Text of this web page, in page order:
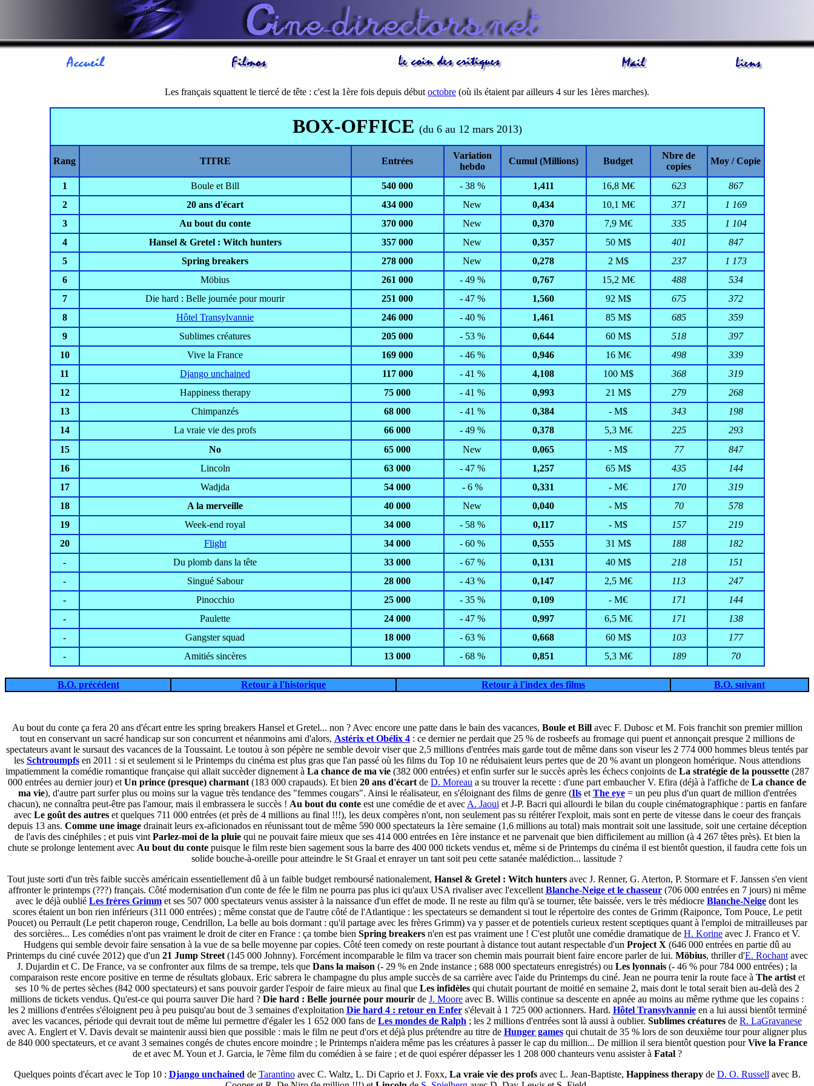
Les français squattent le tiercé de tête : c'est la 1ère fois depuis début octobre (où ils étaient par ailleurs 4 sur les 1ères marches).
BOX-OFFICE (du 6 au 12 mars 2013)
Rang TITRE Entrées
Variation
hebdo
Cumul (Millions) Budget
Nbre de
copies
Moy / Copie
1 Boule et Bill 540 000 - 38 % 1,411 16,8 M€ 623
867
2
20 ans d'écart 434 000 New 0,434 10,1 M€ 371
1 169
3
Au bout du conte 370 000 New 0,370 7,9 M€ 335
1 104
4
Hansel & Gretel : Witch hunters 357 000 New 0,357 50 M$ 401
847
5
Spring breakers 278 000 New 0,278 2 M$ 237
1 173
6
Möbius 261 000 - 49 % 0,767 15,2 M€ 488
534
7
Die hard : Belle journée pour mourir 251 000 - 47 % 1,560 92 M$ 675
372
8
Hôtel Transylvannie 246 000 - 40 % 1,461 85 M$ 685
359
9
Sublimes créatures 205 000 - 53 % 0,644 60 M$ 518
397
10
Vive la France 169 000 - 46 % 0,946 16 M€ 498
339
11
Django unchained 117 000 - 41 % 4,108 100 M$ 368
319
12
Happiness therapy 75 000 - 41 % 0,993 21 M$ 279
268
13
Chimpanzés 68 000 - 41 % 0,384 - M$ 343
198
14
La vraie vie des profs 66 000 - 49 % 0,378 5,3 M€ 225
293
15
No 65 000 New 0,065 - M$ 77
847
16
Lincoln 63 000 - 47 % 1,257 65 M$ 435
144
17
Wadjda 54 000 - 6 % 0,331 - M€ 170
319
18
A la merveille 40 000 New 0,040 - M$ 70
578
19
Week-end royal 34 000 - 58 % 0,117 - M$ 157
219
20
Flight 34 000 - 60 % 0,555 31 M$ 188
182
-
Du plomb dans la tête 33 000 - 67 % 0,131 40 M$ 218
151
-
Singué Sabour 28 000 - 43 % 0,147 2,5 M€ 113
247
-
Pinocchio 25 000 - 35 % 0,109 - M€ 171
144
-
Paulette 24 000 - 47 % 0,997 6,5 M€ 171
138
-
Gangster squad 18 000 - 63 % 0,668 60 M$ 103
177
-
Amitiés sincères 13 000 - 68 % 0,851 5,3 M€ 189 70
B.O. précédent Retour à l'historique Retour à l'index des films B.O. suivant
Au bout du conte ça fera 20 ans d'écart entre les spring breakers Hansel et Gretel... non ? Avec encore une patte dans le bain des vacances, Boule et Bill avec F. Dubosc et M. Fois franchit son premier million
tout en conservant un sacré handicap sur son concurrent et néanmoins ami d'alors, Astérix et Obélix 4: ce dernier ne perdait que 25 % de rosbeefs au fromage qui puent et annonçait presque 2 millions de
spectateurs avant le sursaut des vacances de la Toussaint. Le toutou à son pépère ne semble devoir viser que 2,5 millions d'entrées mais garde tout de même dans son viseur les 2 774 000 hommes bleus tentés par
les Schtroumpfsen 2011 : si et seulement si le Printemps du cinéma est plus gras que l'an passé où les films du Top 10 ne réduisaient leurs pertes que de 20 % avant un plongeon homérique. Nous attendions
impatiemment la comédie romantique française qui allait succèder dignement à La chance de ma vie(382 000 entrées) et enfin surfer sur le succès après les échecs conjoints de La stratégie de la poussette(287
000 entrées au dernier jour) et Un prince (presque) charmant (183 000 crapauds). Et bien 20 ans d'écart de D. Moreau a su trouver la recette : d'une part embaucher V. Efira (déjà à l'affiche de La chance de
ma vie), d'autre part surfer plus ou moins sur la vague très tendance des "femmes cougars". Ainsi le réalisateur, en s'éloignant des films de genre (Ilset The eye= un peu plus d'un quart de million d'entrées
chacun), ne connaîtra peut-être pas l'amour, mais il embrassera le succès ! Au bout du conte est une comédie de et avec A. Jaoui et J-P. Bacri qui allourdi le bilan du couple cinématographique : partis en fanfare
avec Le goût des autreset quelques 711 000 entrées (et près de 4 millions au final !!!), les deux compères n'ont, non seulement pas su réitérer l'exploit, mais sont en perte de vitesse dans le coeur des français
depuis 13 ans. Comme une imagedrainait leurs ex-aficionados en réunissant tout de même 590 000 spectateurs la 1ère semaine (1,6 millions au total) mais montrait soit une lassitude, soit une certaine déception
de l'avis des cinéphiles ; et puis vint Parlez-moi de la pluiequi ne pouvait faire mieux que ses 414 000 entrées en 1ère instance et ne parvenait que bien difficilement au million (à 4 267 têtes près). Et bien la
chute se prolonge lentement avec Au bout du contepuisque le film reste bien sagement sous la barre des 400 000 tickets vendus et, même si de Printemps du cinéma il est bientôt question, il faudra cette fois un
solide bouche-à-oreille pour atteindre le St Graal et enrayer un tant soit peu cette satanée malédiction... lassitude ?
Tout juste sorti d'un très faible succès américain essentiellement dû à un faible budget remboursé nationalement, Hansel & Gretel : Witch hunters avec J. Renner, G. Aterton, P. Stormare et F. Janssen s'en vient
affronter le printemps (???) français. Côté modernisation d'un conte de fée le film ne pourra pas plus ici qu'aux USA rivaliser avec l'excellent Blanche-Neige et le chasseur(706 000 entrées en 7 jours) ni même
avec le déjà oublié Les frères Grimm et ses 507 000 spectateurs venus assister à la naissance d'un effet de mode. Il ne reste au film qu'à se tourner, tête baissée, vers le très médiocre Blanche-Neige dont les
scores étaient un bon rien inférieurs (311 000 entrées) ; même constat que de l'autre côté de l'Atlantique : les spectateurs se demandent si tout le répertoire des contes de Grimm (Raiponce, Tom Pouce, Le petit
Poucet) ou Perrault (Le petit chaperon rouge, Cendrillon, La belle au bois dormant : qu'il partage avec les frères Grimm) va y passer et de potentiels curieux restent sceptiques quant à l'emploi de mitrailleuses par
des sorcières... Les comédies n'ont pas vraiment le droit de citer en France : ça tombe bien Spring breakers n'en est pas vraiment une ! C'est plutôt une comédie dramatique de H. Korine avec J. Franco et V.
Hudgens qui semble devoir faire sensation à la vue de sa belle moyenne par copies. Côté teen comedy on reste pourtant à distance tout autant respectable d'un Project X (646 000 entrées en partie dû au
Printemps du ciné cuvée 2012) que d'un 21 Jump Street(145 000 Johnny). Forcément incomparable le film va tracer son chemin mais pourrait bient faire encore parler de lui. Möbius, thriller d'E. Rochantavec
J. Dujardin et C. De France, va se confronter aux films de sa trempe, tels que Dans la maison (- 29 % en 2nde instance ; 688 000 spectateurs enregistrés) ou Les lyonnais (- 46 % pour 784 000 entrées) ; la
comparaison reste encore positive en terme de résultats globaux. Eric sabrera le champagne du plus ample succès de sa carrière avec l'aide du Printemps du ciné. Jean ne pourra tenir la route face à The artistet
ses 10 % de pertes sèches (842 000 spectateurs) et sans pouvoir garder l'espoir de faire mieux au final que Les infidèlesqui chutait pourtant de moitié en semaine 2, mais dont le total serait bien au-delà des 2
millions de tickets vendus. Qu'est-ce qui pourra sauver Die hard ? Die hard : Belle journée pour mourir de J. Moore avec B. Willis continue sa descente en apnée au moins au même rythme que les copains :
les 2 millions d'entrées s'éloignent peu à peu puisqu'au bout de 3 semaines d'exploitation Die hard 4 : retour en Enfers'élevait à 1 725 000 actionners. Hard. Hôtel Transylvannie en a lui aussi bientôt terminé
avec les vacances, période qui devrait tout de même lui permettre d'égaler les 1 652 000 fans de Les mondes de Ralph ; les 2 millions d'entrées sont là aussi à oublier. Sublimes créatures de R. LaGravanese
avec A. Englert et V. Davis devait se maintenir aussi bien que possible : mais le film ne peut d'ors et déjà plus prétendre au titre de Hunger games qui chutait de 35 % lors de son deuxième tour pour aligner plus
de 840 000 spectateurs, et ce avant 3 semaines congés de chutes encore moindre ; le Printemps n'aidera même pas les créatures à passer le cap du million... De million il sera bientôt question pourVive la France
de et avec M. Youn et J. Garcia, le 7ème film du comédien à se faire ; et de quoi espérer dépasser les 1 208 000 chanteurs venu assister à Fatal?
Quelques points d'écart avec le Top 10 : Django unchained de Tarantinoavec C. Waltz, L. Di Caprio et J. Foxx, La vraie vie des profs avec L. Jean-Baptiste, Happiness therapy de D. O. Russell avec B.